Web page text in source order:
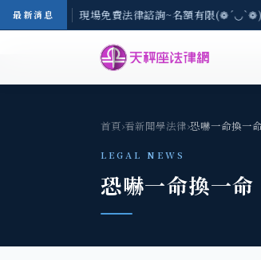
最新消息
區-8/3(一) 現場免費法律諮詢~名額有限(❁´◡`❁)
首頁›看新聞學法律›恐嚇一命換一
LEGAL NEWS
恐嚇一命換一